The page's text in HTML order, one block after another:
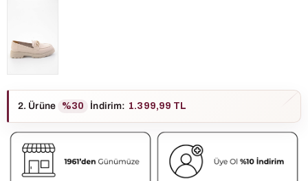
2. Ürüne %30 İndirim: 1.399,99 TL